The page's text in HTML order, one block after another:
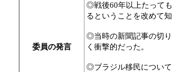
委員の発言
◎戦後60年以上たって
るということを改めて
◎当時の新聞記事の切
く衝撃的だった。
◎ブラジル移民につい